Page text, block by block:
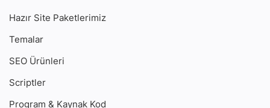
Hazır Site Paketlerimiz
Temalar
SEO Ürünleri
Scriptler
Program & Kaynak Kod